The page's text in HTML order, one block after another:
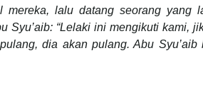
mereka, lalu datang seorang yang
Syu’aib: “Lelaki ini mengikuti kami,
dia akan pulang. Abu